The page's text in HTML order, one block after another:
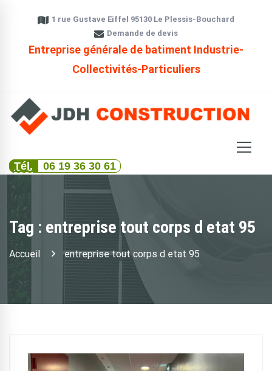
1 rue Gustave Eiffel 95130 Le Plessis-Bouchard
Demande de devis
Entreprise générale de batiment Industrie-
Collectivités-Particuliers
Tél. 06 19 36 30 61
Tag : entreprise tout corps d etat 95
Accueil entreprise tout corps d etat 95